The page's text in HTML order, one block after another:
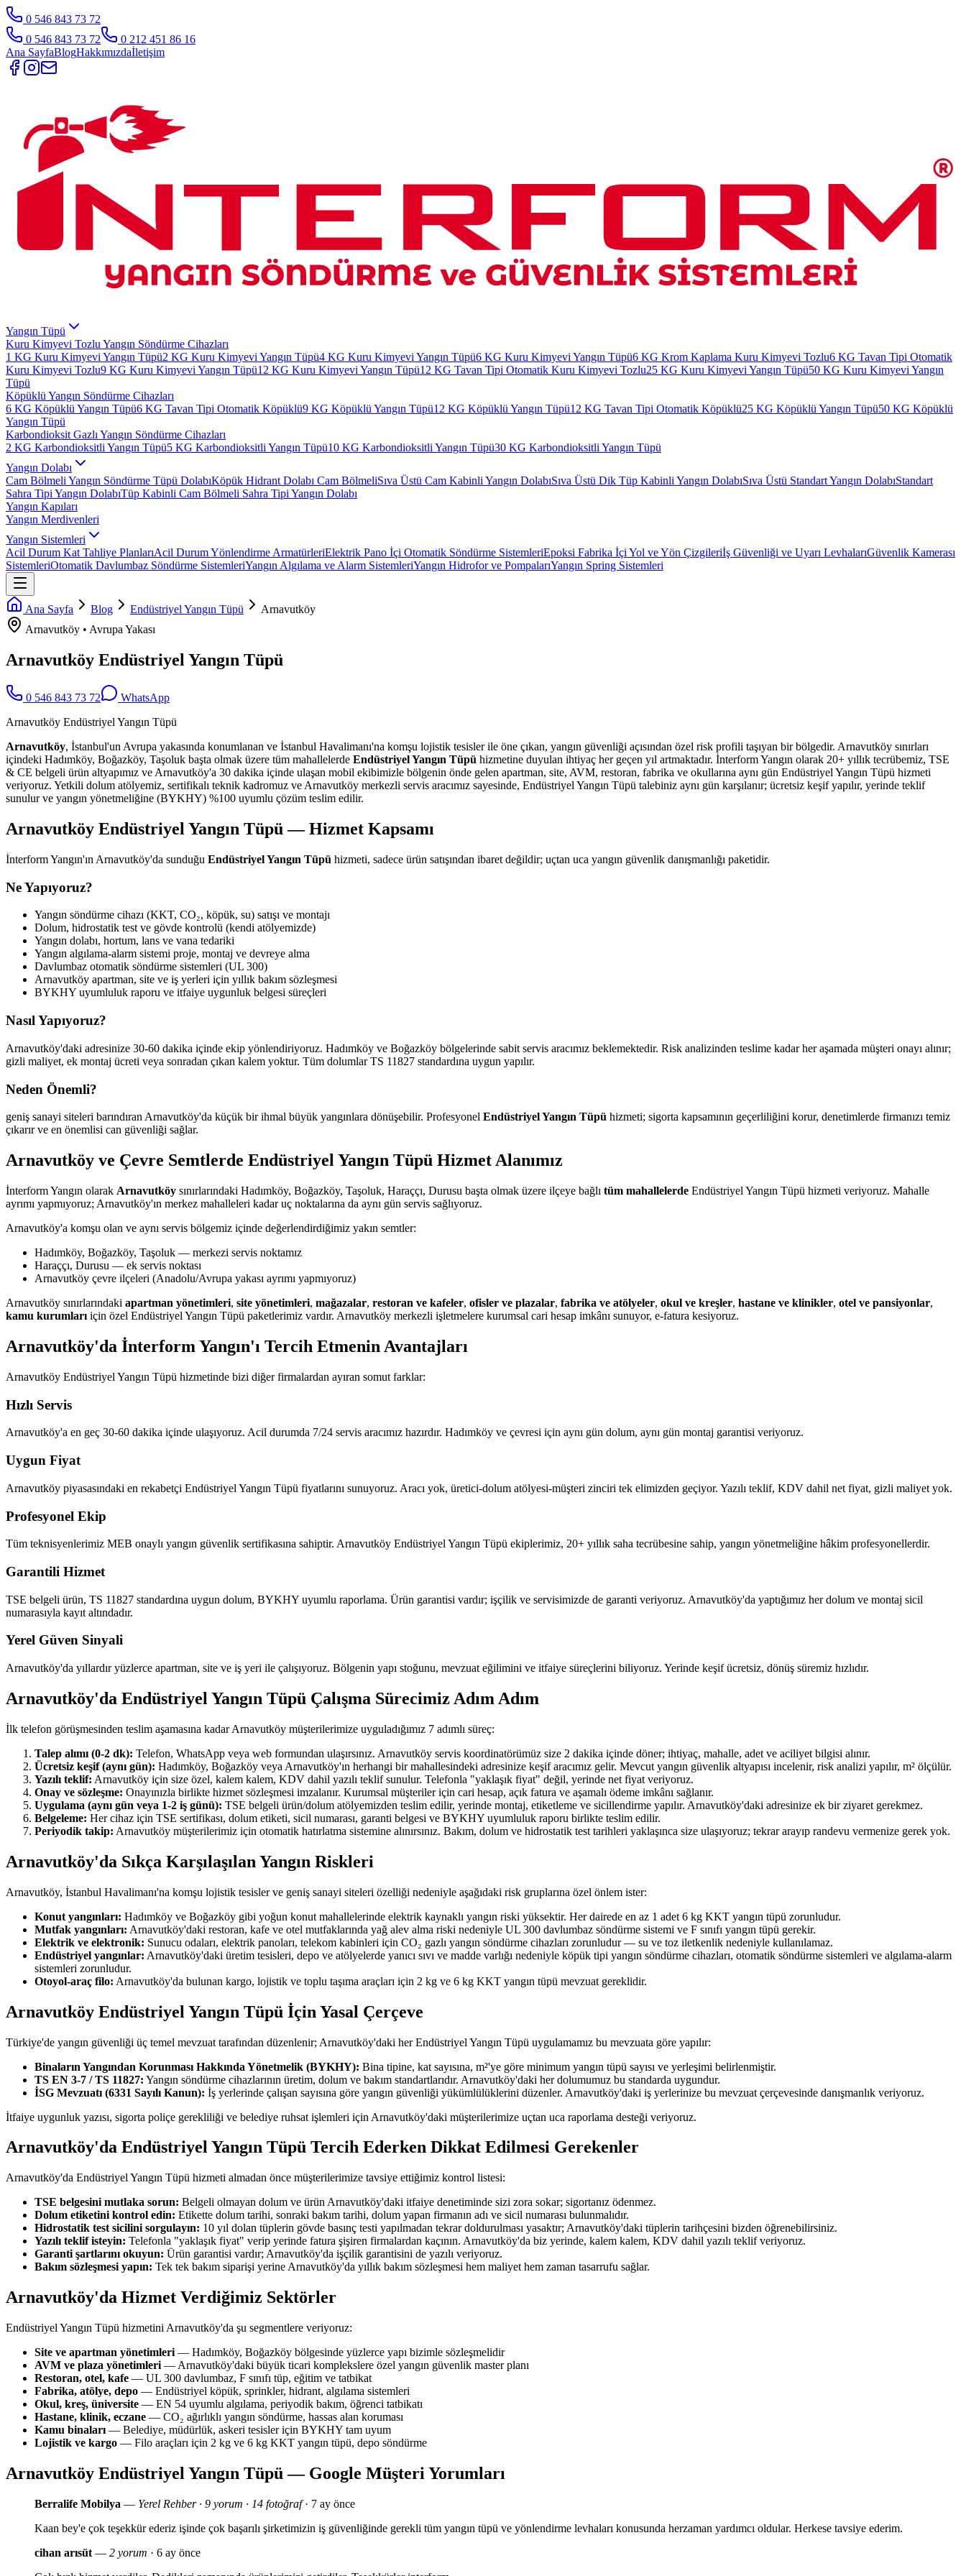
0 546 843 73 72
0 546 843 73 72
0 212 451 86 16
Ana SayfaBlogHakkımızdaİletişim
Yangın Tüpü
Kuru Kimyevi Tozlu Yangın Söndürme Cihazları
1 KG Kuru Kimyevi Yangın Tüpü2 KG Kuru Kimyevi Yangın Tüpü4 KG Kuru Kimyevi Yangın Tüpü6 KG Kuru Kimyevi Yangın Tüpü6 KG Krom Kaplama Kuru Kimyevi Tozlu6 KG Tavan Tipi Otomatik
Kuru Kimyevi Tozlu9 KG Kuru Kimyevi Yangın Tüpü12 KG Kuru Kimyevi Yangın Tüpü12 KG Tavan Tipi Otomatik Kuru Kimyevi Tozlu25 KG Kuru Kimyevi Yangın Tüpü50 KG Kuru Kimyevi Yangın
Tüpü
Köpüklü Yangın Söndürme Cihazları
6 KG Köpüklü Yangın Tüpü6 KG Tavan Tipi Otomatik Köpüklü9 KG Köpüklü Yangın Tüpü12 KG Köpüklü Yangın Tüpü12 KG Tavan Tipi Otomatik Köpüklü25 KG Köpüklü Yangın Tüpü50 KG Köpüklü
Yangın Tüpü
Karbondioksit Gazlı Yangın Söndürme Cihazları
2 KG Karbondioksitli Yangın Tüpü5 KG Karbondioksitli Yangın Tüpü10 KG Karbondioksitli Yangın Tüpü30 KG Karbondioksitli Yangın Tüpü
Yangın Dolabı
Cam Bölmeli Yangın Söndürme Tüpü DolabıKöpük Hidrant Dolabı Cam BölmeliSıva Üstü Cam Kabinli Yangın DolabıSıva Üstü Dik Tüp Kabinli Yangın DolabıSıva Üstü Standart Yangın DolabıStandart
Sahra Tipi Yangın DolabıTüp Kabinli Cam Bölmeli Sahra Tipi Yangın Dolabı
Yangın Kapıları
Yangın Merdivenleri
Yangın Sistemleri
Acil Durum Kat Tahliye PlanlarıAcil Durum Yönlendirme ArmatürleriElektrik Pano İçi Otomatik Söndürme SistemleriEpoksi Fabrika İçi Yol ve Yön Çizgileriİş Güvenliği ve Uyarı LevhalarıGüvenlik Kamerası
SistemleriOtomatik Davlumbaz Söndürme SistemleriYangın Algılama ve Alarm SistemleriYangın Hidrofor ve PompalarıYangın Spring Sistemleri
Ana Sayfa Blog Endüstriyel Yangın Tüpü
Arnavutköy
Arnavutköy • Avrupa Yakası
Arnavutköy Endüstriyel Yangın Tüpü
0 546 843 73 72
WhatsApp
Arnavutköy Endüstriyel Yangın Tüpü
Arnavutköy, İstanbul'un Avrupa yakasında konumlanan ve İstanbul Havalimanı'na komşu lojistik tesisler ile öne çıkan, yangın güvenliği açısından özel risk profili taşıyan bir bölgedir. Arnavutköy sınırları
içindeki Hadımköy, Boğazköy, Taşoluk başta olmak üzere tüm mahallelerde Endüstriyel Yangın Tüpü hizmetine duyulan ihtiyaç her geçen yıl artmaktadır. İnterform Yangın olarak 20+ yıllık tecrübemiz, TSE
& CE belgeli ürün altyapımız ve Arnavutköy'a 30 dakika içinde ulaşan mobil ekibimizle bölgenin önde gelen apartman, site, AVM, restoran, fabrika ve okullarına aynı gün Endüstriyel Yangın Tüpü hizmeti
veriyoruz. Yetkili dolum atölyemiz, sertifikalı teknik kadromuz ve Arnavutköy merkezli servis aracımız sayesinde, Endüstriyel Yangın Tüpü talebiniz aynı gün karşılanır; ücretsiz keşif yapılır, yerinde teklif
sunulur ve yangın yönetmeliğine (BYKHY) %100 uyumlu çözüm teslim edilir.
Arnavutköy Endüstriyel Yangın Tüpü — Hizmet Kapsamı
İnterform Yangın'ın Arnavutköy'da sunduğu Endüstriyel Yangın Tüpü hizmeti, sadece ürün satışından ibaret değildir; uçtan uca yangın güvenlik danışmanlığı paketidir.
Ne Yapıyoruz?
Yangın söndürme cihazı (KKT, CO₂, köpük, su) satışı ve montajı
Dolum, hidrostatik test ve gövde kontrolü (kendi atölyemizde)
Yangın dolabı, hortum, lans ve vana tedariki
Yangın algılama-alarm sistemi proje, montaj ve devreye alma
Davlumbaz otomatik söndürme sistemleri (UL 300)
Arnavutköy apartman, site ve iş yerleri için yıllık bakım sözleşmesi
BYKHY uyumluluk raporu ve itfaiye uygunluk belgesi süreçleri
Nasıl Yapıyoruz?
Arnavutköy'daki adresinize 30-60 dakika içinde ekip yönlendiriyoruz. Hadımköy ve Boğazköy bölgelerinde sabit servis aracımız beklemektedir. Risk analizinden teslime kadar her aşamada müşteri onayı alınır;
gizli maliyet, ek montaj ücreti veya sonradan çıkan kalem yoktur. Tüm dolumlar TS 11827 standardına uygun yapılır.
Neden Önemli?
geniş sanayi siteleri barındıran Arnavutköy'da küçük bir ihmal büyük yangınlara dönüşebilir. Profesyonel Endüstriyel Yangın Tüpü hizmeti; sigorta kapsamının geçerliliğini korur, denetimlerde firmanızı temiz
çıkarır ve en önemlisi can güvenliği sağlar.
Arnavutköy ve Çevre Semtlerde Endüstriyel Yangın Tüpü Hizmet Alanımız
İnterform Yangın olarak Arnavutköy sınırlarındaki Hadımköy, Boğazköy, Taşoluk, Haraççı, Durusu başta olmak üzere ilçeye bağlı tüm mahallelerde Endüstriyel Yangın Tüpü hizmeti veriyoruz. Mahalle
ayrımı yapmıyoruz; Arnavutköy'ın merkez mahalleleri kadar uç noktalarına da aynı gün servis sağlıyoruz.
Arnavutköy'a komşu olan ve aynı servis bölgemiz içinde değerlendirdiğimiz yakın semtler:
Hadımköy, Boğazköy, Taşoluk — merkezi servis noktamız
Haraççı, Durusu — ek servis noktası
Arnavutköy çevre ilçeleri (Anadolu/Avrupa yakası ayrımı yapmıyoruz)
Arnavutköy sınırlarındaki apartman yönetimleri, site yönetimleri, mağazalar, restoran ve kafeler, ofisler ve plazalar, fabrika ve atölyeler, okul ve kreşler, hastane ve klinikler, otel ve pansiyonlar,
kamu kurumları için özel Endüstriyel Yangın Tüpü paketlerimiz vardır. Arnavutköy merkezli işletmelere kurumsal cari hesap imkânı sunuyor, e-fatura kesiyoruz.
Arnavutköy'da İnterform Yangın'ı Tercih Etmenin Avantajları
Arnavutköy Endüstriyel Yangın Tüpü hizmetinde bizi diğer firmalardan ayıran somut farklar:
Hızlı Servis
Arnavutköy'a en geç 30-60 dakika içinde ulaşıyoruz. Acil durumda 7/24 servis aracımız hazırdır. Hadımköy ve çevresi için aynı gün dolum, aynı gün montaj garantisi veriyoruz.
Uygun Fiyat
Arnavutköy piyasasındaki en rekabetçi Endüstriyel Yangın Tüpü fiyatlarını sunuyoruz. Aracı yok, üretici-dolum atölyesi-müşteri zinciri tek elimizden geçiyor. Yazılı teklif, KDV dahil net fiyat, gizli maliyet yok.
Profesyonel Ekip
Tüm teknisyenlerimiz MEB onaylı yangın güvenlik sertifikasına sahiptir. Arnavutköy Endüstriyel Yangın Tüpü ekiplerimiz, 20+ yıllık saha tecrübesine sahip, yangın yönetmeliğine hâkim profesyonellerdir.
Garantili Hizmet
TSE belgeli ürün, TS 11827 standardına uygun dolum, BYKHY uyumlu raporlama. Ürün garantisi vardır; işçilik ve servisimizde de garanti veriyoruz. Arnavutköy'da yaptığımız her dolum ve montaj sicil
numarasıyla kayıt altındadır.
Yerel Güven Sinyali
Arnavutköy'da yıllardır yüzlerce apartman, site ve iş yeri ile çalışıyoruz. Bölgenin yapı stoğunu, mevzuat eğilimini ve itfaiye süreçlerini biliyoruz. Yerinde keşif ücretsiz, dönüş süremiz hızlıdır.
Arnavutköy'da Endüstriyel Yangın Tüpü Çalışma Sürecimiz Adım Adım
İlk telefon görüşmesinden teslim aşamasına kadar Arnavutköy müşterilerimize uyguladığımız 7 adımlı süreç:
Talep alımı (0-2 dk): Telefon, WhatsApp veya web formundan ulaşırsınız. Arnavutköy servis koordinatörümüz size 2 dakika içinde döner; ihtiyaç, mahalle, adet ve aciliyet bilgisi alınır.
Ücretsiz keşif (aynı gün): Hadımköy, Boğazköy veya Arnavutköy'ın herhangi bir mahallesindeki adresinize keşif aracımız gelir. Mevcut yangın güvenlik altyapısı incelenir, risk analizi yapılır, m² ölçülür.
Yazılı teklif: Arnavutköy için size özel, kalem kalem, KDV dahil yazılı teklif sunulur. Telefonla "yaklaşık fiyat" değil, yerinde net fiyat veriyoruz.
Onay ve sözleşme: Onayınızla birlikte hizmet sözleşmesi imzalanır. Kurumsal müşteriler için cari hesap, açık fatura ve aşamalı ödeme imkânı sağlanır.
Uygulama (aynı gün veya 1-2 iş günü): TSE belgeli ürün/dolum atölyemizden teslim edilir, yerinde montaj, etiketleme ve sicillendirme yapılır. Arnavutköy'daki adresinize ek bir ziyaret gerekmez.
Belgeleme: Her cihaz için TSE sertifikası, dolum etiketi, sicil numarası, garanti belgesi ve BYKHY uyumluluk raporu birlikte teslim edilir.
Periyodik takip: Arnavutköy müşterilerimiz için otomatik hatırlatma sistemine alınırsınız. Bakım, dolum ve hidrostatik test tarihleri yaklaşınca size ulaşıyoruz; tekrar arayıp randevu vermenize gerek yok.
Arnavutköy'da Sıkça Karşılaşılan Yangın Riskleri
Arnavutköy, İstanbul Havalimanı'na komşu lojistik tesisler ve geniş sanayi siteleri özelliği nedeniyle aşağıdaki risk gruplarına özel önlem ister:
Konut yangınları: Hadımköy ve Boğazköy gibi yoğun konut mahallelerinde elektrik kaynaklı yangın riski yüksektir. Her dairede en az 1 adet 6 kg KKT yangın tüpü zorunludur.
Mutfak yangınları: Arnavutköy'daki restoran, kafe ve otel mutfaklarında yağ alev alma riski nedeniyle UL 300 davlumbaz söndürme sistemi ve F sınıfı yangın tüpü gerekir.
Elektrik ve elektronik: Sunucu odaları, elektrik panoları, telekom kabinleri için CO₂ gazlı yangın söndürme cihazları zorunludur — su ve toz iletkenlik nedeniyle kullanılamaz.
Endüstriyel yangınlar: Arnavutköy'daki üretim tesisleri, depo ve atölyelerde yanıcı sıvı ve madde varlığı nedeniyle köpük tipi yangın söndürme cihazları, otomatik söndürme sistemleri ve algılama-alarm
sistemleri zorunludur.
Otoyol-araç filo: Arnavutköy'da bulunan kargo, lojistik ve toplu taşıma araçları için 2 kg ve 6 kg KKT yangın tüpü mevzuat gereklidir.
Arnavutköy Endüstriyel Yangın Tüpü İçin Yasal Çerçeve
Türkiye'de yangın güvenliği üç temel mevzuat tarafından düzenlenir; Arnavutköy'daki her Endüstriyel Yangın Tüpü uygulamamız bu mevzuata göre yapılır:
Binaların Yangından Korunması Hakkında Yönetmelik (BYKHY): Bina tipine, kat sayısına, m²'ye göre minimum yangın tüpü sayısı ve yerleşimi belirlenmiştir.
TS EN 3-7 / TS 11827: Yangın söndürme cihazlarının üretim, dolum ve bakım standartlarıdır. Arnavutköy'daki her dolumumuz bu standarda uygundur.
İSG Mevzuatı (6331 Sayılı Kanun): İş yerlerinde çalışan sayısına göre yangın güvenliği yükümlülüklerini düzenler. Arnavutköy'daki iş yerlerinize bu mevzuat çerçevesinde danışmanlık veriyoruz.
İtfaiye uygunluk yazısı, sigorta poliçe gerekliliği ve belediye ruhsat işlemleri için Arnavutköy'daki müşterilerimize uçtan uca raporlama desteği veriyoruz.
Arnavutköy'da Endüstriyel Yangın Tüpü Tercih Ederken Dikkat Edilmesi Gerekenler
Arnavutköy'da Endüstriyel Yangın Tüpü hizmeti almadan önce müşterilerimize tavsiye ettiğimiz kontrol listesi:
TSE belgesini mutlaka sorun: Belgeli olmayan dolum ve ürün Arnavutköy'daki itfaiye denetiminde sizi zora sokar; sigortanız ödenmez.
Dolum etiketini kontrol edin: Etikette dolum tarihi, sonraki bakım tarihi, dolum yapan firmanın adı ve sicil numarası bulunmalıdır.
Hidrostatik test sicilini sorgulayın: 10 yıl dolan tüplerin gövde basınç testi yapılmadan tekrar doldurulması yasaktır; Arnavutköy'daki tüplerin tarihçesini bizden öğrenebilirsiniz.
Yazılı teklif isteyin: Telefonla "yaklaşık fiyat" verip yerinde fatura şişiren firmalardan kaçının. Arnavutköy'da biz yerinde, kalem kalem, KDV dahil yazılı teklif veriyoruz.
Garanti şartlarını okuyun: Ürün garantisi vardır; Arnavutköy'da işçilik garantisini de yazılı veriyoruz.
Bakım sözleşmesi yapın: Tek tek bakım siparişi yerine Arnavutköy'da yıllık bakım sözleşmesi hem maliyet hem zaman tasarrufu sağlar.
Arnavutköy'da Hizmet Verdiğimiz Sektörler
Endüstriyel Yangın Tüpü hizmetini Arnavutköy'da şu segmentlere veriyoruz:
Site ve apartman yönetimleri — Hadımköy, Boğazköy bölgesinde yüzlerce yapı bizimle sözleşmelidir
AVM ve plaza yönetimleri — Arnavutköy'daki büyük ticari komplekslere özel yangın güvenlik master planı
Restoran, otel, kafe — UL 300 davlumbaz, F sınıfı tüp, eğitim ve tatbikat
Fabrika, atölye, depo — Endüstriyel köpük, sprinkler, hidrant, algılama sistemleri
Okul, kreş, üniversite — EN 54 uyumlu algılama, periyodik bakım, öğrenci tatbikatı
Hastane, klinik, eczane — CO₂ ağırlıklı yangın söndürme, hassas alan koruması
Kamu binaları — Belediye, müdürlük, askeri tesisler için BYKHY tam uyum
Lojistik ve kargo — Filo araçları için 2 kg ve 6 kg KKT yangın tüpü, depo söndürme
Arnavutköy Endüstriyel Yangın Tüpü — Google Müşteri Yorumları
Berralife Mobilya — Yerel Rehber · 9 yorum · 14 fotoğraf· 7 ay önce
Kaan bey'e çok teşekkür ederiz işinde çok başarılı şirketimizin iş güvenliğinde gerekli tüm yangın tüpü ve yönlendirme levhaları konusunda herzaman yardımcı oldular. Herkese tavsiye ederim.
cihan arısüt — 2 yorum · 6 ay önce